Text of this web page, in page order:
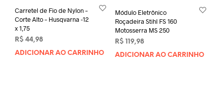
Carretel de Fio de Nylon –
Corte Alto – Husqvarna -12
x 1,75
R$ 44,98
ADICIONAR AO CARRINHO
Módulo Eletrônico
Roçadeira Stihl FS 160
Motosserra MS 250
R$ 119,98
ADICIONAR AO CARRINHO